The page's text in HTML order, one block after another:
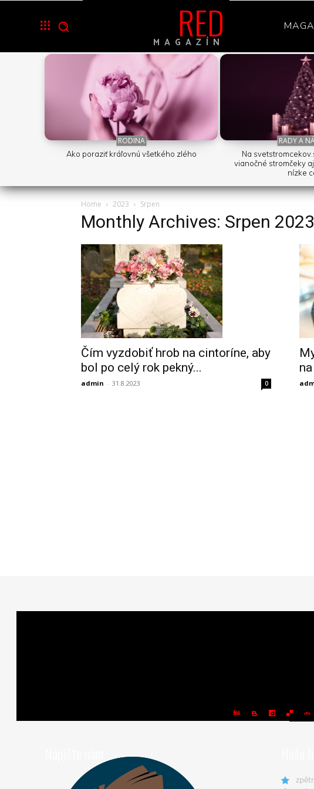
RED
MAGAZÍN
RODINA
Ako poraziť kráľovnú všetkého zlého
RADY A
Na
vianočné stromčeky
nízke
Home 2023 Srpen
Monthly Archives: Srpen 2023
Čím vyzdobiť hrob na cintoríne, aby
bol po celý rok pekný...
admin - 31.8.2023 0